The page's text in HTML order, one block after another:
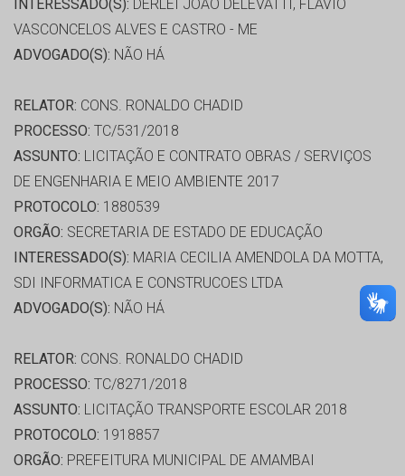
INTERESSADO(S): DERLEI JOÃO DELEVATTI, FLAVIO
VASCONCELOS ALVES E CASTRO - ME
ADVOGADO(S): NÃO HÁ
RELATOR: CONS. RONALDO CHADID
PROCESSO: TC/531/2018
ASSUNTO: LICITAÇÃO E CONTRATO OBRAS / SERVIÇOS
DE ENGENHARIA E MEIO AMBIENTE 2017
PROTOCOLO: 1880539
ORGÃO: SECRETARIA DE ESTADO DE EDUCAÇÃO
INTERESSADO(S): MARIA CECILIA AMENDOLA DA MOTTA,
SDI INFORMATICA E CONSTRUCOES LTDA
ADVOGADO(S): NÃO HÁ
RELATOR: CONS. RONALDO CHADID
PROCESSO: TC/8271/2018
ASSUNTO: LICITAÇÃO TRANSPORTE ESCOLAR 2018
PROTOCOLO: 1918857
ORGÃO: PREFEITURA MUNICIPAL DE AMAMBAI